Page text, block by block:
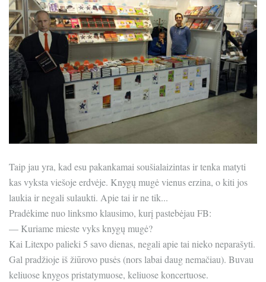
Taip jau yra, kad esu pakankamai soušialaizintas ir tenka matyti
kas vyksta viešoje erdvėje. Knygų mugė vienus erzina, o kiti jos
laukia ir negali sulaukti. Apie tai ir ne tik...
Pradėkime nuo linksmo klausimo, kurį pastebėjau FB:
— Kuriame mieste vyks knygų mugė?
Kai Litexpo palieki 5 savo dienas, negali apie tai nieko neparašyti.
Gal pradžioje iš žiūrovo pusės (nors labai daug nemačiau). Buvau
keliuose knygos pristatymuose, keliuose koncertuose.